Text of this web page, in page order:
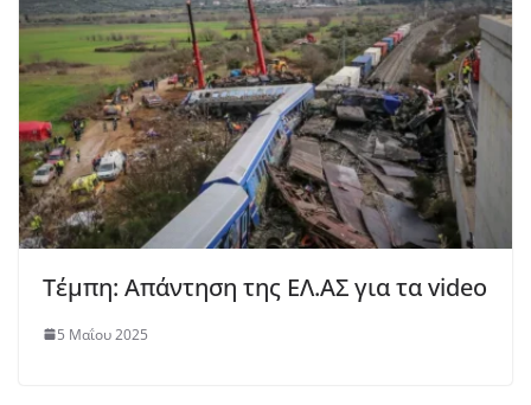
Τέμπη: Απάντηση της ΕΛ.ΑΣ για τα video
5 Μαΐου 2025